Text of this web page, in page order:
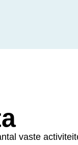
vaste